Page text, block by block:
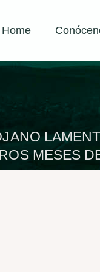
Home
MESES